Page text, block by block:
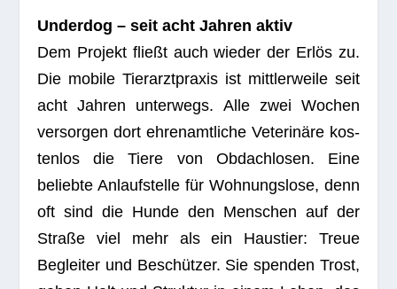
Under­dog – seit acht Jah­ren aktiv
Dem Pro­jekt fließt auch wie­der der Erlös zu.
Die mobile Tier­arzt­pra­xis ist mitt­ler­weile seit
acht Jah­ren unter­wegs. Alle zwei Wochen
ver­sor­gen dort ehren­amt­li­che Vete­ri­näre kos­
ten­los die Tiere von Obdach­lo­sen. Eine
beliebte Anlauf­stelle für Woh­nungs­lose, denn
oft sind die Hunde den Men­schen auf der
Straße viel mehr als ein Haus­tier: Treue
Beglei­ter und Beschüt­zer. Sie spen­den Trost,